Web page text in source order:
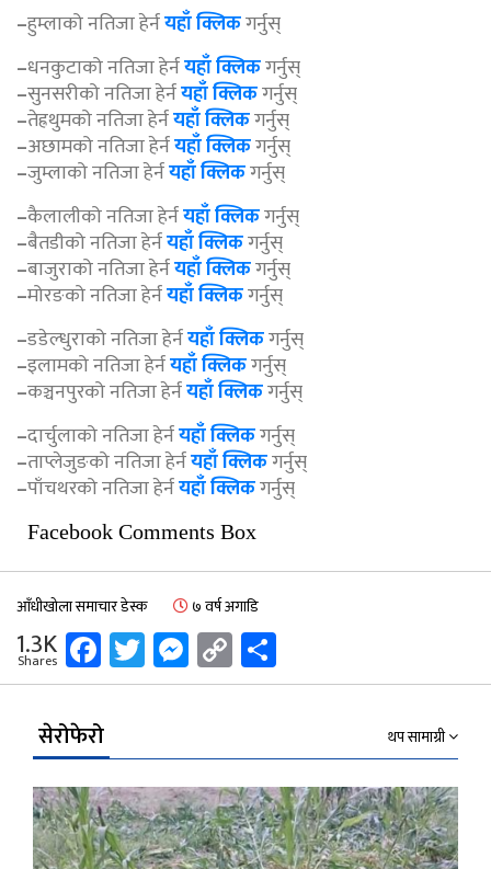
–हुम्लाको नतिजा हेर्नयहाँ क्लिकगर्नुस्
–धनकुटाको नतिजा हेर्नयहाँ क्लिकगर्नुस्
–सुनसरीको नतिजा हेर्नयहाँ क्लिकगर्नुस्
–तेह्रथुमको नतिजा हेर्नयहाँ क्लिकगर्नुस्
–अछामको नतिजा हेर्नयहाँ क्लिकगर्नुस्
–जुम्लाको नतिजा हेर्नयहाँ क्लिकगर्नुस्
–कैलालीको नतिजा हेर्नयहाँ क्लिकगर्नुस्
–बैतडीको नतिजा हेर्नयहाँ क्लिकगर्नुस्
–बाजुराको नतिजा हेर्नयहाँ क्लिकगर्नुस्
–मोरङको नतिजा हेर्नयहाँ क्लिकगर्नुस्
–डडेल्धुराको नतिजा हेर्नयहाँ क्लिकगर्नुस्
–इलामको नतिजा हेर्नयहाँ क्लिकगर्नुस्
–कञ्चनपुरको नतिजा हेर्नयहाँ क्लिकगर्नुस्
–दार्चुलाको नतिजा हेर्नयहाँ क्लिकगर्नुस्
–ताप्लेजुङको नतिजा हेर्नयहाँ क्लिकगर्नुस्
–पाँचथरको नतिजा हेर्नयहाँ क्लिकगर्नुस्
Facebook Comments Box
आँधीखोला समाचार डेस्क ७ वर्ष अगाडि
1.3K
Shares Facebook
Twitter
Messenger
Copy
Link
सेरोफेरो थप सामाग्री